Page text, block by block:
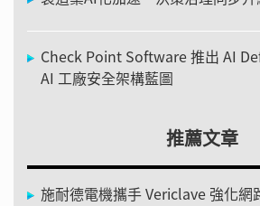
Check Point Software 推出 AI
AI 工廠安全架構藍圖
推薦文章
施耐德電機攜手 Vericlave 強化網